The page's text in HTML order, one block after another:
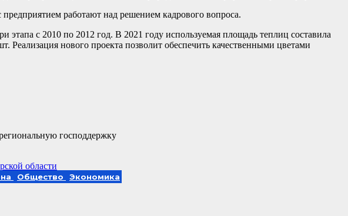
работают над решением кадрового вопроса.
с 2010 по 2012 год. В 2021 году используемая площадь теплиц составила
Реализация нового проекта позволит обеспечить качественными цветами
господдержку
области
Общество Экономика